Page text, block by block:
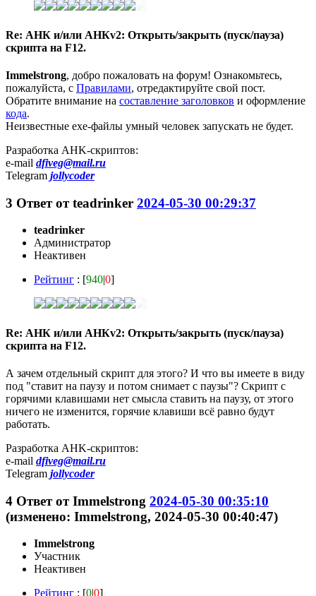
Re: АНК и/или АНКv2: Открыть/закрыть (пуск/пауза)
скрипта на F12.
Immelstrong, добро пожаловать на форум! Ознакомьтесь,
пожалуйста, с Правилами, отредактируйте свой пост.
Обратите внимание на составление заголовков и оформление
кода.
Неизвестные exe-файлы умный человек запускать не будет.
Разработка AHK-скриптов:
e-mail dfiveg@mail.ru
Telegram jollycoder
3 Ответ отteadrinker 2024-05-30 00:29:37
teadrinker
Администратор
Неактивен
Рейтинг : [940|0]
Re: АНК и/или АНКv2: Открыть/закрыть (пуск/пауза)
скрипта на F12.
А зачем отдельный скрипт для этого? И что вы имеете в виду
под "ставит на паузу и потом снимает с паузы"? Скрипт с
горячими клавишами нет смысла ставить на паузу, от этого
ничего не изменится, горячие клавиши всё равно будут
работать.
Разработка AHK-скриптов:
e-mail dfiveg@mail.ru
Telegram jollycoder
4 Ответ отImmelstrong 2024-05-30 00:35:10
(изменено: Immelstrong, 2024-05-30 00:40:47)
Immelstrong
Участник
Неактивен
Рейтинг : [0|0]